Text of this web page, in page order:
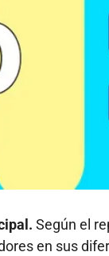
Según el
en sus